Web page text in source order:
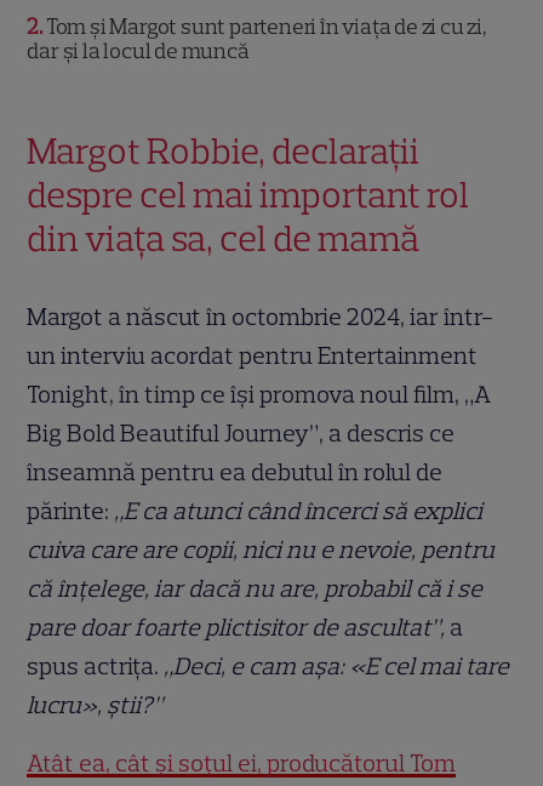
2 Tom și Margot sunt parteneri în viața de zi cu zi,
dar și la locul de muncă
Margot Robbie, declarații
despre cel mai important rol
din viața sa, cel de mamă
Margot a născut în octombrie 2024, iar într-
un interviu acordat pentru Entertainment
Tonight, în timp ce își promova noul film, „A
Big Bold Beautiful Journey”, a descris ce
înseamnă pentru ea debutul în rolul de
părinte: „E ca atunci când încerci să explici
cuiva care are copii, nici nu e nevoie, pentru
că înțelege, iar dacă nu are, probabil că i se
pare doar foarte plictisitor de ascultat”, a
spus actrița. „Deci, e cam așa: «E cel mai tare
lucru», știi?”
Atât ea, cât și soțul ei, producătorul Tom